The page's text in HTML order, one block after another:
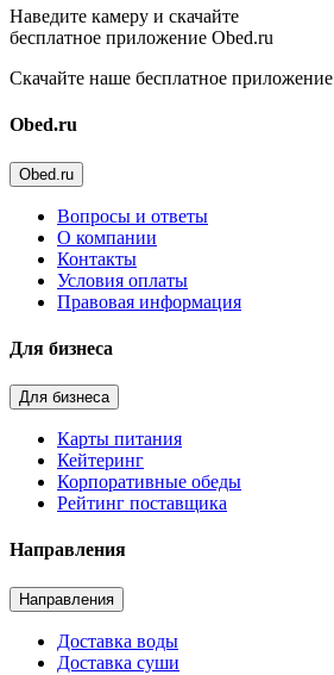
Наведите камеру и скачайте
бесплатное приложение Obed.ru
Скачайте наше бесплатное приложение
Obed.ru
Obed.ru
Вопросы и ответы
О компании
Контакты
Условия оплаты
Правовая информация
Для бизнеса
Для бизнеса
Карты питания
Кейтеринг
Корпоративные обеды
Рейтинг поставщика
Направления
Направления
Доставка воды
Доставка суши